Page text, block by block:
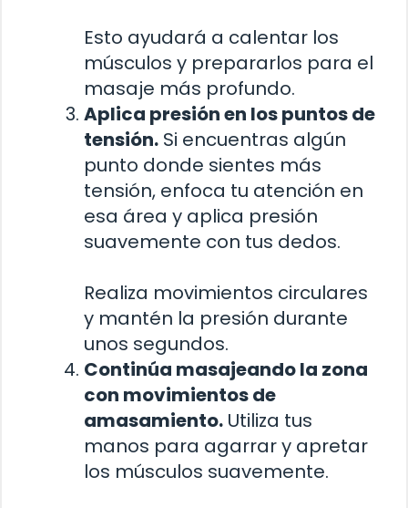
Esto ayudará a calentar los
músculos y prepararlos para el
masaje más profundo.
Aplica presión en los puntos de
tensión. Si encuentras algún
punto donde sientes más
tensión, enfoca tu atención en
esa área y aplica presión
suavemente con tus dedos.
Realiza movimientos circulares
y mantén la presión durante
unos segundos.
Continúa masajeando la zona
con movimientos de
amasamiento. Utiliza tus
manos para agarrar y apretar
los músculos suavemente.